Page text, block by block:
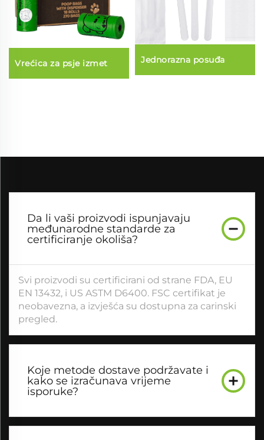
Vrećica za psje izmet Jednorazna posuđa
Da li vaši proizvodi ispunjavaju
međunarodne standarde za
certificiranje okoliša?
Svi proizvodi su certificirani od strane FDA, EU
EN 13432, i US ASTM D6400. FSC certifikat je
neobavezna, a izvješća su dostupna za carinski
pregled.
Koje metode dostave podržavate i
kako se izračunava vrijeme
isporuke?